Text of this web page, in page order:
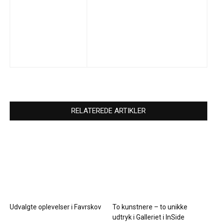
RELATEREDE ARTIKLER
Udvalgte oplevelser i Favrskov
To kunstnere – to unikke
udtryk i Galleriet i InSide